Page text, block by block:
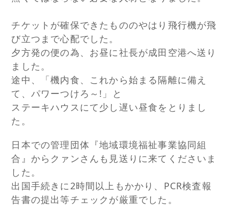
チケットが確保できたもののやはり飛行機が飛
び立つまで心配でした。
夕方発の便の為、お昼に社長が成田空港へ送り
ました。
途中、「機内食、これから始まる隔離に備え
て、パワーつけろ～!」と
ステーキハウスにて少し遅い昼食をとりまし
た。
日本での管理団体『地域環境福祉事業協同組
合』からクァンさんも見送りに来てくださいま
した。
出国手続きに2時間以上もかかり、PCR検査報
告書の提出等チェックが厳重でした。